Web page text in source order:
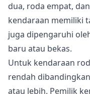
dua, roda empat,
kendaraan memiliki
juga dipengaruhi
baru atau bekas.
Untuk kendaraan
rendah
atau lebih. Pemilik